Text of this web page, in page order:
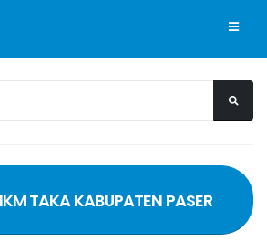
TAKA KABUPATEN PASER